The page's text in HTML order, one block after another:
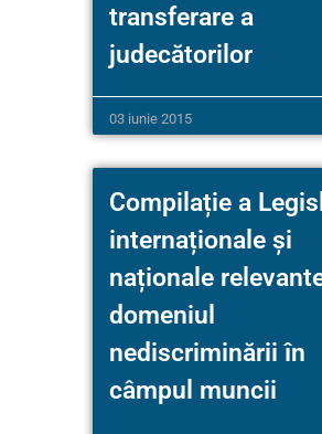
transferare a
judecătorilor
03 iunie 2015
Compilație a
internaționale și
naționale
domeniul
nediscriminării în
câmpul muncii